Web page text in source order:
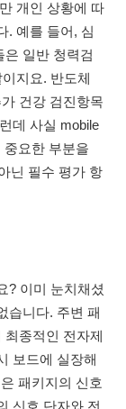
개인 상황에 따
. 예를 들어, 심
은 일반 청력검
지요. 반도체
건강 검진항목
데 사실 mobile
중요한 부분을
닌 필수 평가 항
? 이미 눈치채셨
습니다. 주변 패
종적인 전자제
보드에 실장해
패키지의 신호